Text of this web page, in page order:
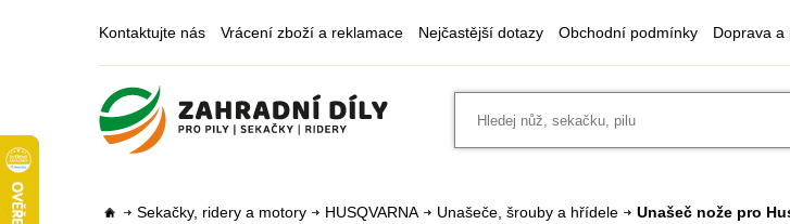
Kontaktujte nás Vrácení zboží a reklamace Nejčastější dotazy Obchodní podmínky Doprava a
Sekačky, ridery a motory HUSQVARNA Unašeče, šrouby a hřídele Unašeč nože pro